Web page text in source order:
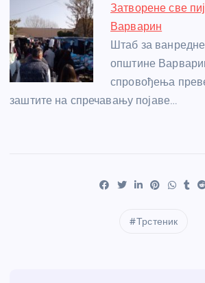
Затворене све
Варварин
Штаб за ванредне
општине
спровођења
заштите на спречавању појаве…
Трстеник